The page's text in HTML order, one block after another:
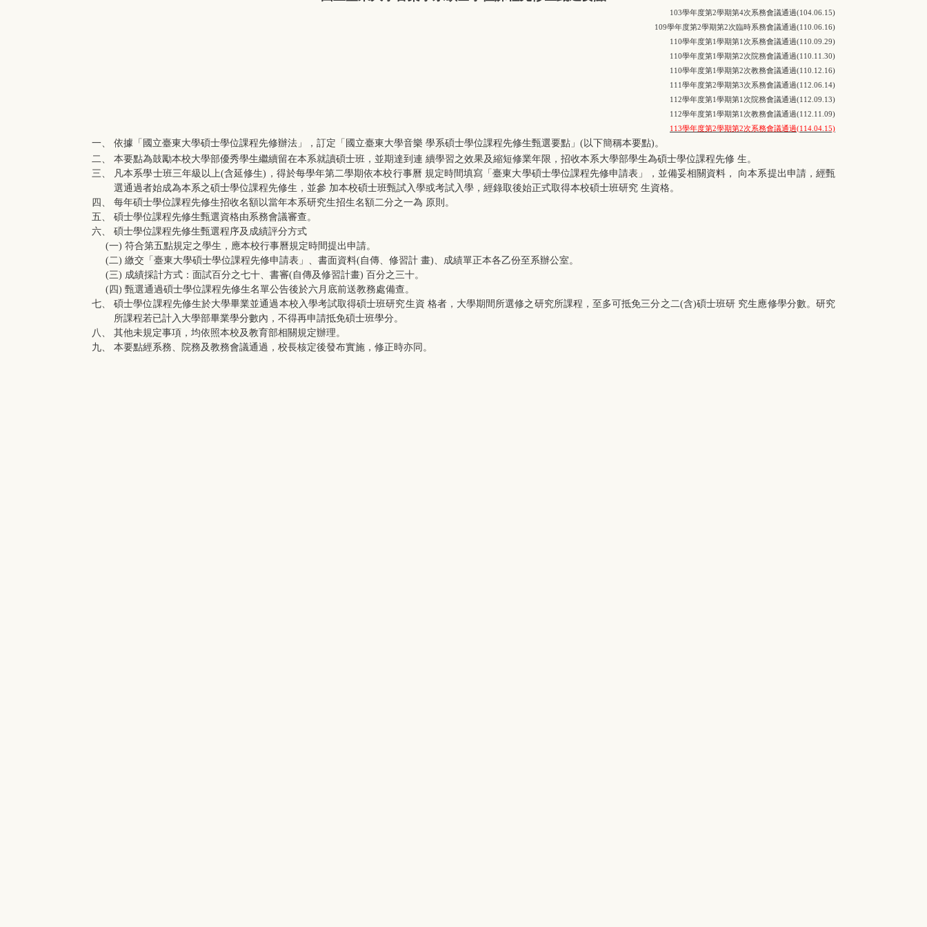
103學年度第2學期第4次系務會議通過(104.06.15)
109學年度第2學期第2次臨時系務會議通過(110.06.16)
110學年度第1學期第1次系務會議通過(110.09.29)
110學年度第1學期第2次院務會議通過(110.11.30)
110學年度第1學期第2次教務會議通過(110.12.16)
111學年度第2學期第3次系務會議通過(112.06.14)
112學年度第1學期第1次院務會議通過(112.09.13)
112學年度第1學期第1次教務會議通過(112.11.09)
113學年度第2學期第2次系務會議通過(114.04.15)
一、 依據「國立臺東大學碩士學位課程先修辦法」，訂定「國立臺東大學音樂 學系碩士學位課程先修生甄選要點」(以下簡稱本要點)。
二、 本要點為鼓勵本校大學部優秀學生繼續留在本系就讀碩士班，並期達到連 續學習之效果及縮短修業年限，招收本系大學部學生為碩士學位課程先修 生。
三、 凡本系學士班三年級以上(含延修生)，得於每學年第二學期依本校行事曆 規定時間填寫「臺東大學碩士學位課程先修申請表」，並備妥相關資料， 向本系提出申請，經甄
選通過者始成為本系之碩士學位課程先修生，並參 加本校碩士班甄試入學或考試入學，經錄取後始正式取得本校碩士班研究 生資格。
四、 每年碩士學位課程先修生招收名額以當年本系研究生招生名額二分之一為 原則。
五、 碩士學位課程先修生甄選資格由系務會議審查。
六、 碩士學位課程先修生甄選程序及成績評分方式
(一) 符合第五點規定之學生，應本校行事曆規定時間提出申請。
(二) 繳交「臺東大學碩士學位課程先修申請表」、書面資料(自傳、修習計 畫)、成績單正本各乙份至系辦公室。
(三) 成績採計方式：面試百分之七十、書審(自傳及修習計畫) 百分之三十。
(四) 甄選通過碩士學位課程先修生名單公告後於六月底前送教務處備查。
七、 碩士學位課程先修生於大學畢業並通過本校入學考試取得碩士班研究生資 格者，大學期間所選修之研究所課程，至多可抵免三分之二(含)碩士班研 究生應修學分數。研究
所課程若已計入大學部畢業學分數內，不得再申請抵免碩士班學分。
八、 其他未規定事項，均依照本校及教育部相關規定辦理。
九、 本要點經系務、院務及教務會議通過，校長核定後發布實施，修正時亦同。